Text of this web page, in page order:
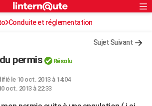
ville
S'inscrire
Connexion
Conduite et réglementation
Sujet Suivant
permis Résolu
le 10 oct. 2013 à 14:04
oct. 2013 à 22:33